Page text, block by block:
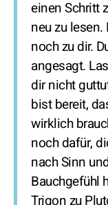
einen Schritt
neu zu
noch zu dir.
angesagt.
dir nicht
bist bereit,
wirklich
noch dafür,
nach Sinn
Bauchgefühl
Trigon zu